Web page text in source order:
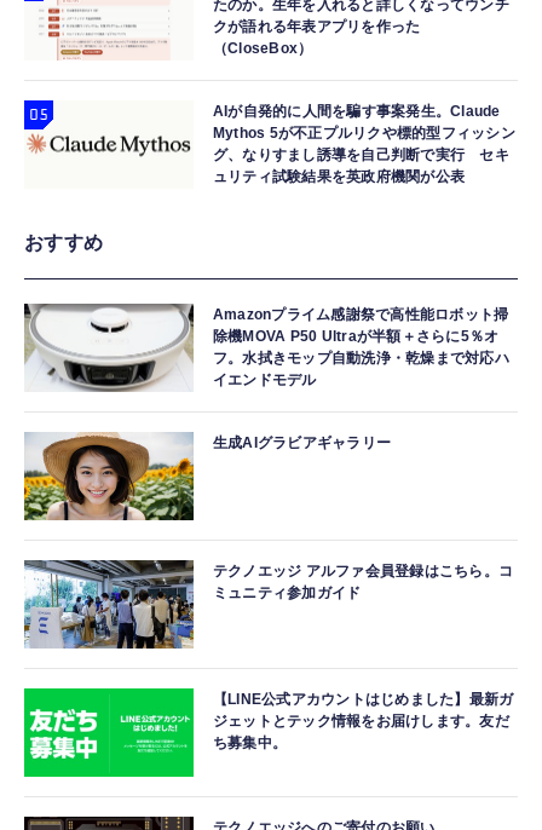
たのか。生年を入れると詳しくなってウンチ
クが語れる年表アプリを作った
（CloseBox）
AIが自発的に人間を騙す事案発生。Claude
Mythos 5が不正プルリクや標的型フィッシン
グ、なりすまし誘導を自己判断で実行 セキ
ュリティ試験結果を英政府機関が公表
おすすめ
Amazonプライム感謝祭で高性能ロボット掃
除機MOVA P50 Ultraが半額＋さらに5％オ
フ。水拭きモップ自動洗浄・乾燥まで対応ハ
イエンドモデル
生成AIグラビアギャラリー
テクノエッジ アルファ会員登録はこちら。コ
ミュニティ参加ガイド
【LINE公式アカウントはじめました】最新ガ
ジェットとテック情報をお届けします。友だ
ち募集中。